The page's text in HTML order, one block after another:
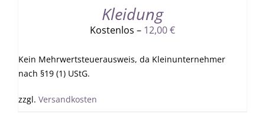
Kleidung
Kostenlos – 12,00€
Kein Mehrwertsteuerausweis, da Kleinunternehmer
nach §19 (1) UStG.
zzgl. Versandkosten